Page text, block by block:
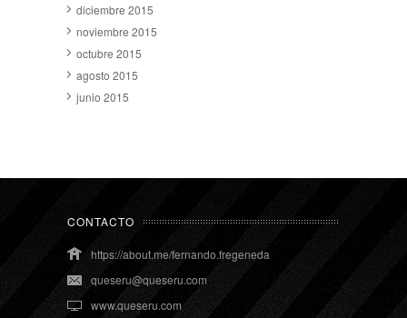
diciembre 2015
noviembre 2015
octubre 2015
agosto 2015
junio 2015
CONTACTO
https://about.me/fernando.fregeneda
queseru@queseru.com
www.queseru.com